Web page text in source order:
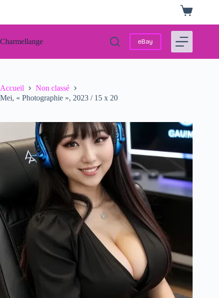
Panier
d’achat
Charmellange eBay
Accueil
Non classé
Mei, « Photographie », 2023 / 15 x 20